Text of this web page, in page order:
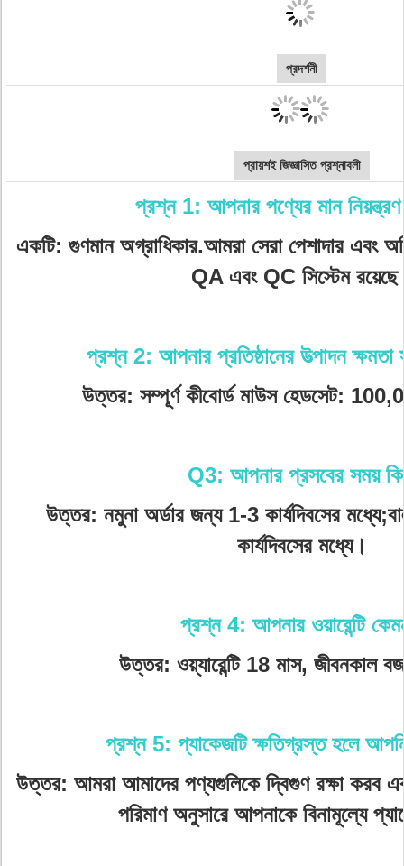
প্রদর্শনী
প্রায়শই জিজ্ঞাসিত প্রশ্নাবলী
প্রশ্ন 1: আপনার পণ্যের মান নিয়ন্ত্রণ
একটি: গুণমান অগ্রাধিকার.আমরা সেরা পেশাদার এবং
QA এবং QC সিস্টেম
প্রশ্ন 2: আপনার প্রতিষ্ঠানের উত্পাদন ক্ষমতা
উত্তর: সম্পূর্ণ কীবোর্ড মাউস হেডসেট:
Q3: আপনার প্রসবের সময়
উত্তর: নমুনা অর্ডার জন্য 1-3 কার্যদিবসের
কার্যদিবসের মধ্যে।
প্রশ্ন 4: আপনার ওয়ারেন্টি
উত্তর: ওয়্যারেন্টি 18 মাস, জীবনকাল
প্রশ্ন 5: প্যাকেজটি ক্ষতিগ্রস্ত হলে
উত্তর: আমরা আমাদের পণ্যগুলিকে দ্বিগুণ রক্ষা করব
পরিমাণ অনুসারে আপনাকে বিনামূল্যে